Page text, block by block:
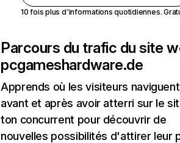
10 fois plus d'informations quotidiennes.
Parcours du trafic du site
pcgameshardware.de
Apprends où les visiteurs naviguent
avant et après avoir atterri sur le
ton concurrent pour découvrir de
nouvelles possibilités d'attirer leur